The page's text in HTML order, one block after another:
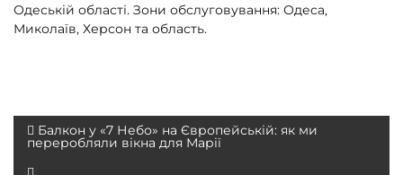
Одеській області. Зони обслуговування: Одеса,
Миколаїв, Херсон та область.
Н Балкон у «7 Небо» на Європейській: як ми
переробляли вікна для Марії